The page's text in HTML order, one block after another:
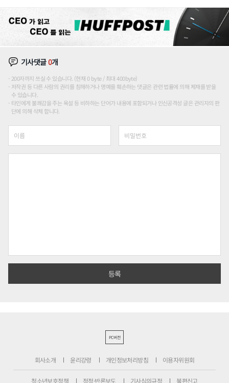
기사댓글0개
200자까지 쓰실 수 있습니다. (현재 0 byte / 최대 400byte)
저작권 등 다른 사람의 권리를 침해하거나 명예를 훼손하는 댓글은 관련 법률에 의해 제재를 받을
수 있습니다.
타인에게 불쾌감을 주는 욕설 등 비하하는 단어가 내용에 포함되거나 인신공격성 글은 관리자의 판
단에 의해 삭제 합니다.
PC버전
회사소개 윤리강령 개인정보처리방침 이용자위원회
청소년보호정책 정정·반론보도 기사심의규정 불편신고